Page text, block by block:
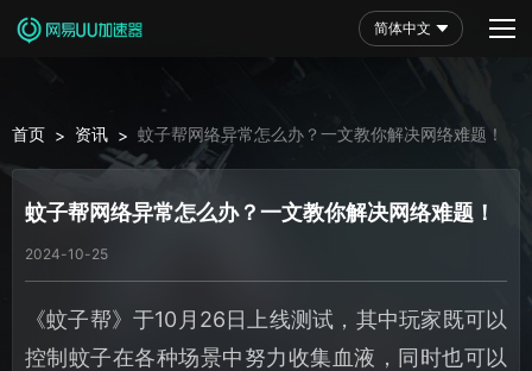
简体中文
首页 > 资讯 > 蚊子帮网络异常怎么办？一文教你解决网络难题！
蚊子帮网络异常怎么办？一文教你解决网络难题！
2024-10-25
《蚊子帮》于10月26日上线测试，其中玩家既可以
控制蚊子在各种场景中努力收集血液，同时也可以